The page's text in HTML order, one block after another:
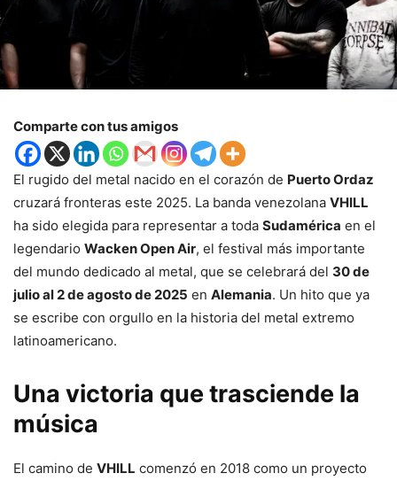
Comparte con tus amigos
El rugido del metal nacido en el corazón de Puerto Ordaz
cruzará fronteras este 2025. La banda venezolana VHILL
ha sido elegida para representar a toda Sudamérica en el
legendario Wacken Open Air, el festival más importante
del mundo dedicado al metal, que se celebrará del 30 de
julio al 2 de agosto de 2025 en Alemania. Un hito que ya
se escribe con orgullo en la historia del metal extremo
latinoamericano.
Una victoria que trasciende la
música
El camino de VHILL comenzó en 2018 como un proyecto